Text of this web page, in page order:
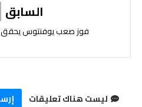
السابق
فوز صعب يوفنتوس يحقق
ليست هناك تعليقات